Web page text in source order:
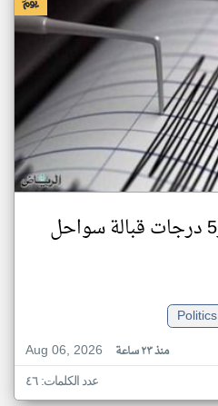
زلزال بقوة 9ر5 درجات قبالة سواحل
Politics
Aug 06, 2026
منذ ٢٣ ساعة
عدد الكلمات: ٤٦